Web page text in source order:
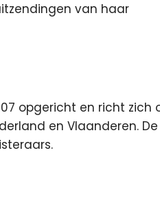
van haar
opgericht en richt zich
en Vlaanderen. De